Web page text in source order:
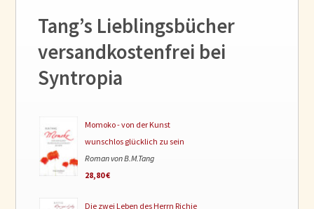
Tang’s Lieblingsbücher
versandkostenfrei bei
Syntropia
Momoko - von der Kunst
wunschlos glücklich zu sein
Roman von B.M.Tang
28,80 €
Die zwei Leben des Herrn Richie